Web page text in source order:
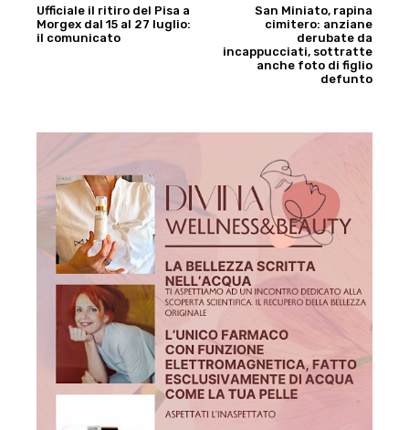
Ufficiale il ritiro del Pisa a
Morgex dal 15 al 27 luglio:
il comunicato
San Miniato, rapina
cimitero: anziane
derubate da
incappucciati, sottratte
anche foto di figlio
defunto